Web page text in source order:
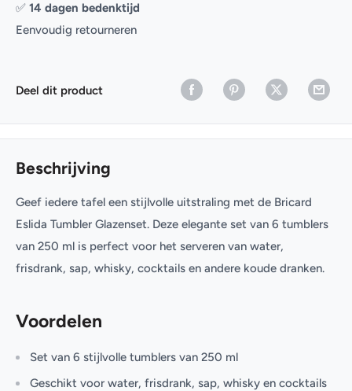
✅ 14 dagen bedenktijd
Eenvoudig retourneren
Deel dit product
Beschrijving
Geef iedere tafel een stijlvolle uitstraling met de Bricard
Eslida Tumbler Glazenset. Deze elegante set van 6 tumblers
van 250 ml is perfect voor het serveren van water,
frisdrank, sap, whisky, cocktails en andere koude dranken.
Voordelen
Set van 6 stijlvolle tumblers van 250 ml
Geschikt voor water, frisdrank, sap, whisky en cocktails